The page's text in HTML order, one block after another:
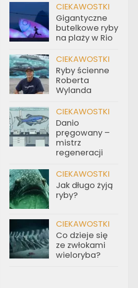
CIEKAWOSTKI
Gigantyczne
butelkowe ryby
na plaży w Rio
CIEKAWOSTKI
Ryby ścienne
Roberta
Wylanda
CIEKAWOSTKI
Danio
pręgowany –
mistrz
regeneracji
CIEKAWOSTKI
Jak długo żyją
ryby?
CIEKAWOSTKI
Co dzieje się
ze zwłokami
wieloryba?